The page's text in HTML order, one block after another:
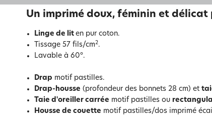
Un imprimé doux, féminin et délicat
Linge de lit en pur coton.
Tissage 57 fils/cm2.
Lavable à 60°.
Drap motif pastilles.
Drap-housse (profondeur des bonnets 28 cm) et
Taie d'oreiller carrée motif pastilles ou
Housse de couette motif pastilles/dos imprimé